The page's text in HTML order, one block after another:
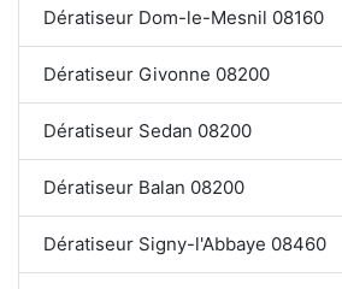
Dératiseur Dom-le-Mesnil 08160
Dératiseur Givonne 08200
Dératiseur Sedan 08200
Dératiseur Balan 08200
Dératiseur Signy-l'Abbaye 08460